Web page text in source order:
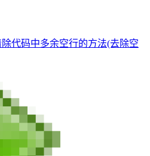
除代码中多余空行的方法(去除空